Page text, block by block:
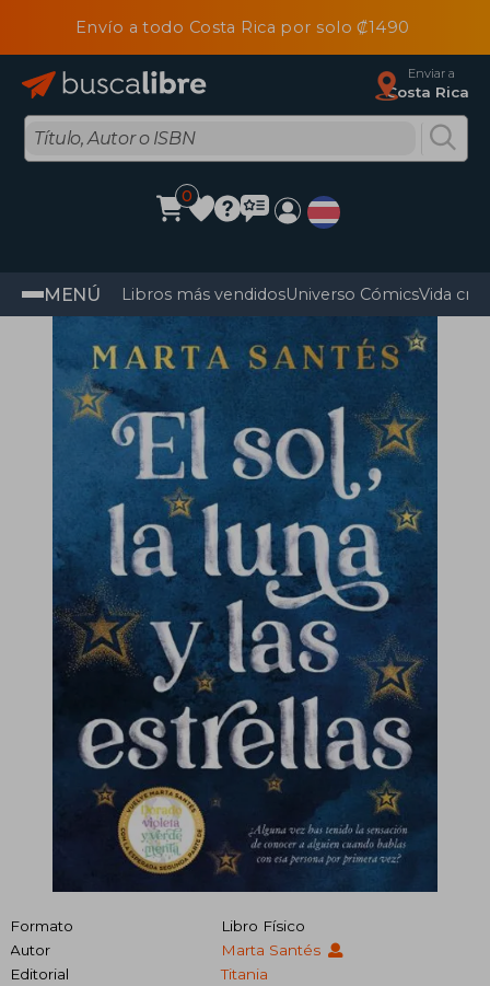
Envío a todo Costa Rica por solo ₡1490
Enviar a
Costa Rica
0
MENÚ Libros más vendidosUniverso CómicsVida
Formato
Libro Físico
Autor
Marta Santés
Editorial
Titania